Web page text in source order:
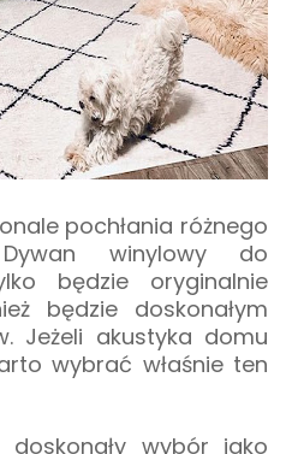
pochłania różnego
winylowy do
będzie oryginalnie
będzie doskonałym
Jeżeli akustyka domu
wybrać właśnie ten
wybór jako